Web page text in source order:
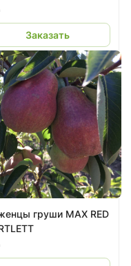
Заказать
груши MAX RED